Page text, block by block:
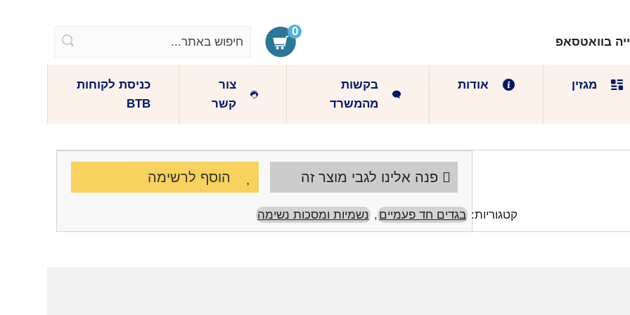
בוואטסאפ
0
מגזין אודות
בקשות
מהמשרד
צור
קשר
כניסת לקוחות
BTB
פנה אלינו לגבי מוצר זה הוסף לרשימה
קטגוריות: בגדים חד פעמיים , נשמיות ומסכות נשימה